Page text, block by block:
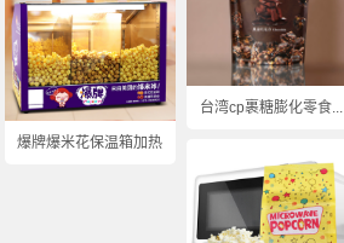
爆牌爆米花保温箱加热...
台湾cp裹糖膨化零食...